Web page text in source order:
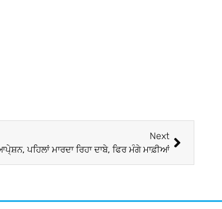
Next
ਪਹਿਲਾਂ ਮਾਰਦਾ ਰਿਹਾ ਦਾਬੇ, ਫਿਰ ਮੰਗੇ ਮਾਫ਼ੀਆਂ